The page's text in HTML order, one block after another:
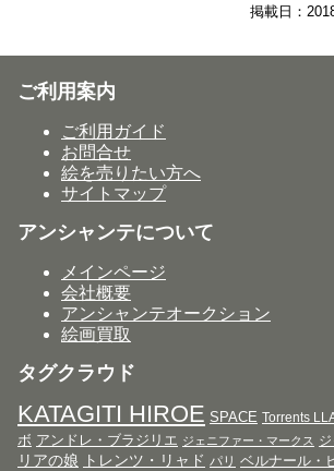
掲載日：
ご利用案内
ご利用ガイド
お問合せ
絵を売りたい方へ
サイトマップ
アンシャンテについて
メインページ
会社概要
アンシャンテオークション
絵画買取
タグクラウド
KATAGITI HIROE SPACE Torrents
ボ アンドレ・ブラジリエ ジェニファー・マークス
リアの娘
トレンツ・リャド パリ ベルナール・